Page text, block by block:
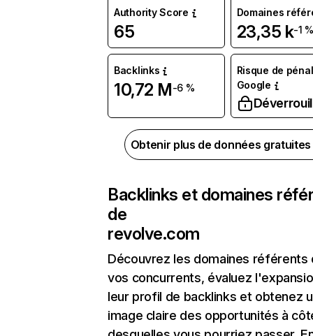
Authority Score
65
Domaines
23,35 k-1
Backlinks
10,72 M-6 %
Risque de
Google
Obtenir plus de données
Backlinks et domaines
de
revolve.com
Découvrez les domaines référents
vos concurrents, évaluez
leur profil de backlinks et obtenez
image claire des opportunités à